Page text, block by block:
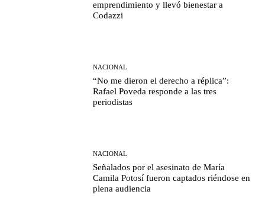
emprendimiento y llevó bienestar a
Codazzi
NACIONAL
“No me dieron el derecho a réplica”:
Rafael Poveda responde a las tres
periodistas
NACIONAL
Señalados por el asesinato de María
Camila Potosí fueron captados riéndose en
plena audiencia